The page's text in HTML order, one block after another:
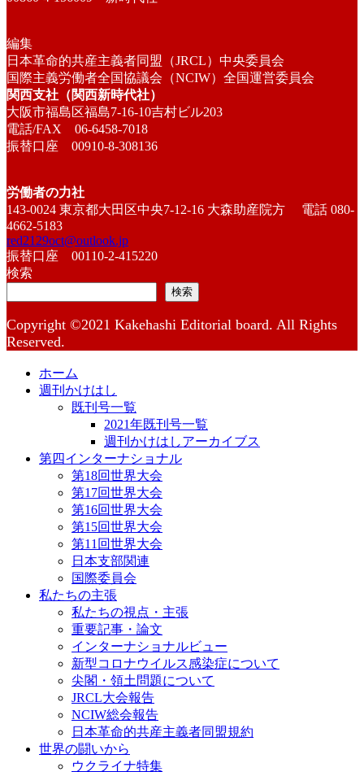
編集
日本革命的共産主義者同盟（JRCL）中央委員会
国際主義労働者全国協議会（NCIW）全国運営委員会
関西支社（関西新時代社）
大阪市福島区福島7-16-10吉村ビル203
電話/FAX 06-6458-7018
振替口座 00910-8-308136
労働者の力社
143-0024 東京都大田区中央7-12-16 大森助産院方 電話 080-
4662-5183
red2129oct@outlook.jp
振替口座 00110-2-415220
検索
検索
Copyright ©2021 Kakehashi Editorial board. All Rights
Reserved.
ホーム
週刊かけはし
既刊号一覧
2021年既刊号一覧
週刊かけはしアーカイブス
第四インターナショナル
第18回世界大会
第17回世界大会
第16回世界大会
第15回世界大会
第11回世界大会
日本支部関連
国際委員会
私たちの主張
私たちの視点・主張
重要記事・論文
インターナショナルビュー
新型コロナウイルス感染症について
尖閣・領土問題について
JRCL大会報告
NCIW総会報告
日本革命的共産主義者同盟規約
世界の闘いから
ウクライナ特集